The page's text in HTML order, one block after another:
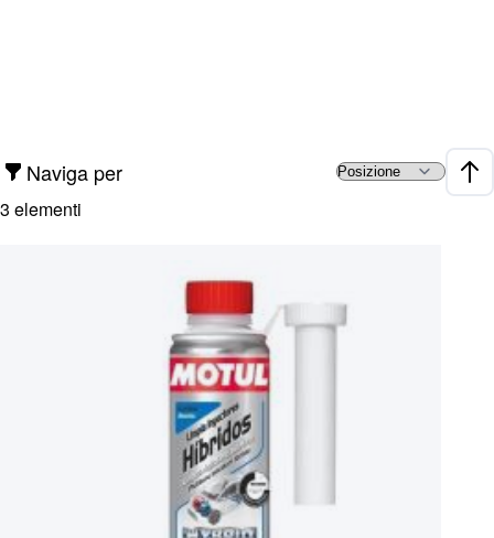
Naviga per
3 elementi